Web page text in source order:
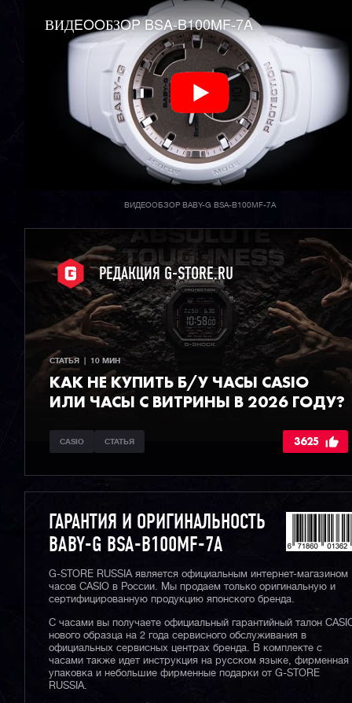
ВИДEOOБЗOP BSA-B100MF-7A
ВИДЕООБЗОР BABY-G BSA-B100MF-7A
РЕДАКЦИЯ G-STORE.RU
СТАТЬЯ  |  10 МИН
КАК НЕ КУПИТЬ Б/У ЧАСЫ CASIO
ИЛИ ЧАСЫ С ВИТРИНЫ В 2026 ГОДУ?
CASIO СТАТЬЯ 3625
ГАРАНТИЯ И ОРИГИНАЛЬНОСТЬ
BABY-G BSA-B100MF-7A
G-STORE RUSSIA является официальным интернет-магазином
часов CASIO в России. Мы продаем только оригинальную и
сертифицированную продукцию японского бренда.
С часами вы получаете официальный гарантийный талон
нового образца на 2 года сервисного обслуживания в
официальных сервисных центрах бренда. В комплекте с
часами также идет инструкция на русском языке, фирменная
упаковка и небольшие фирменные подарки от G-STORE
RUSSIA.